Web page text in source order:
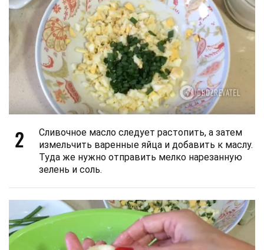
2
Сливочное масло следует растопить, а затем
измельчить варенные яйца и добавить к маслу.
Туда же нужно отправить мелко нарезанную
зелень и соль.